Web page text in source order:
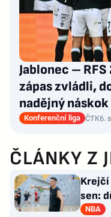
Jablonec –
zápas zvládli,
nadějný náskok
Konferenční liga ČTK6.
ČLÁNKY Z
Krejčí
sen:
jako
NBA